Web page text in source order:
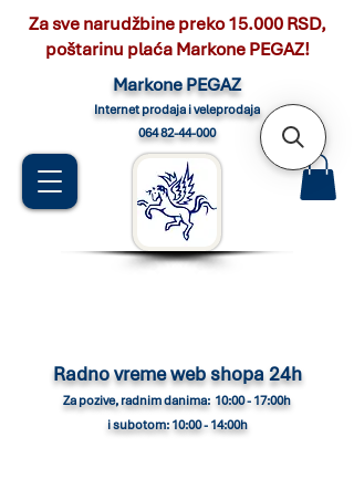
Markone PEGAZ
Internet prodaja i veleprodaja
064 82-44-000
Radno vreme web shopa 24h
Za pozive, radnim danima: 10:00 - 17:00h
i subotom: 10:00 - 14:00h
Za sve narudžbine preko 15.000 RSD,
poštarinu plaća Markone PEGAZ!